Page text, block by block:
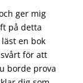
ger mig
på detta
en bok
för att
borde prova